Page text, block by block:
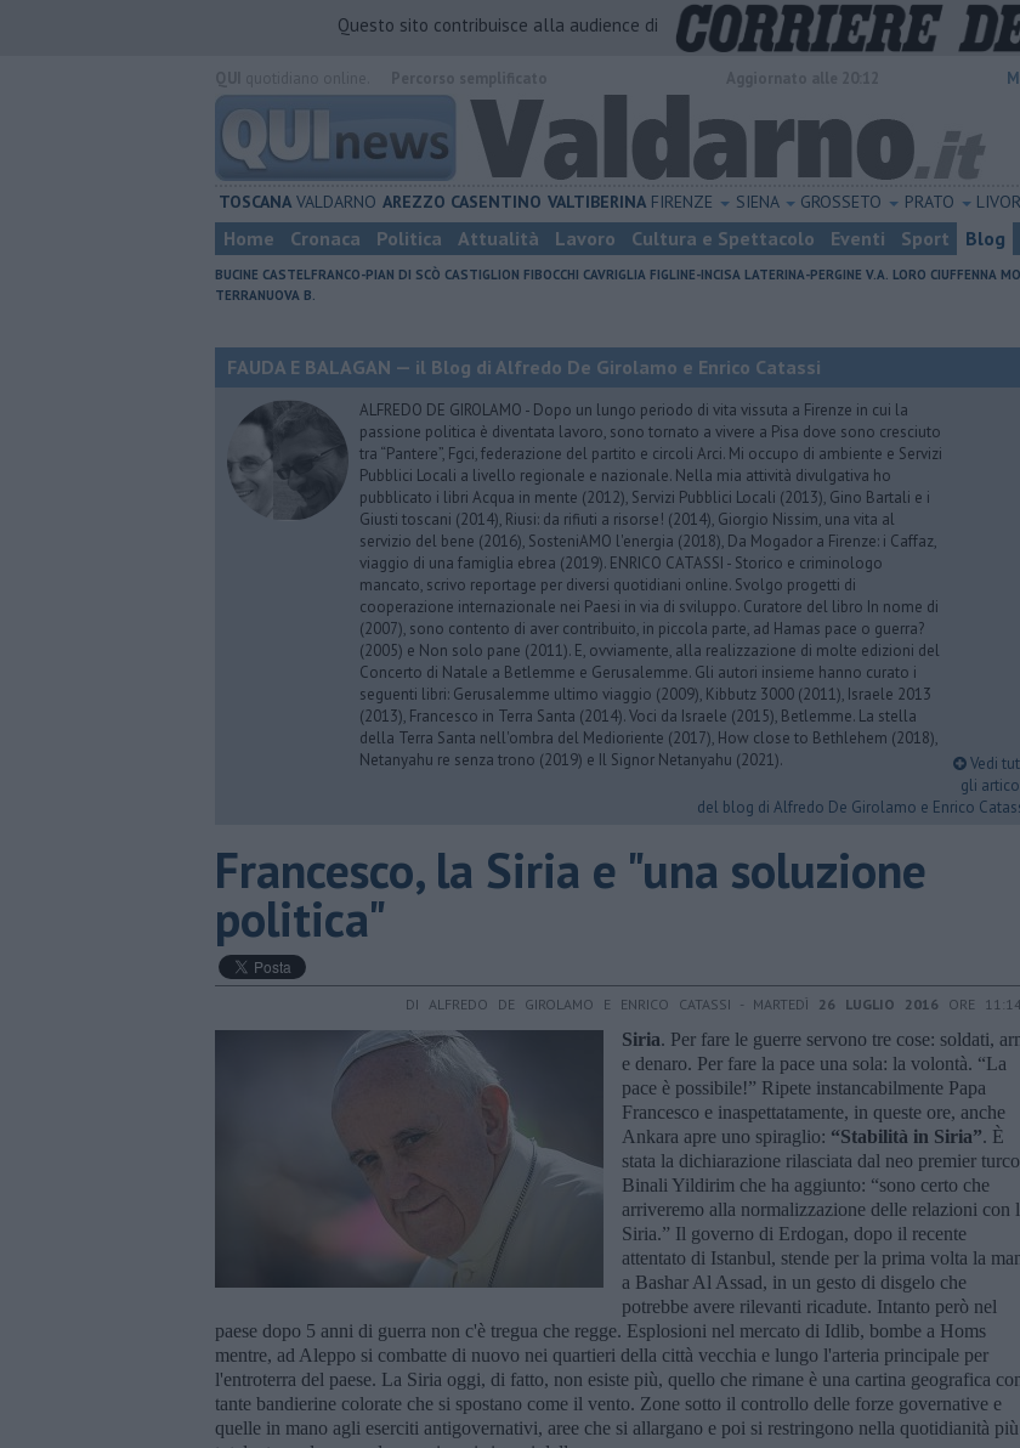
Questo sito contribuisce alla audience di
TOSCANA VALDARNO AREZZO CASENTINO VALTIBERINA FIRENZE SIENA GROSSETO PRATO
Home Cronaca Politica Attualità Lavoro Cultura e Spettacolo Eventi Sport Blog
BUCINE CASTELFRANCO-PIAN DI SCÒ CASTIGLION FIBOCCHI CAVRIGLIA FIGLINE-INCISA LATERINA-PERGINE V.A. LORO CIUFFENNA
TERRANUOVA B.
FAUDA E BALAGAN — il Blog di Alfredo De Girolamo e Enrico Catassi
ALFREDO DE GIROLAMO - Dopo un lungo periodo di vita vissuta a Firenze in cui la
passione politica è diventata lavoro, sono tornato a vivere a Pisa dove sono cresciuto
tra “Pantere”, Fgci, federazione del partito e circoli Arci. Mi occupo di ambiente e Servizi
Pubblici Locali a livello regionale e nazionale. Nella mia attività divulgativa ho
pubblicato i libri Acqua in mente (2012), Servizi Pubblici Locali (2013), Gino Bartali e i
Giusti toscani (2014), Riusi: da rifiuti a risorse! (2014), Giorgio Nissim, una vita al
servizio del bene (2016), SosteniAMO l'energia (2018), Da Mogador a Firenze: i Caffaz,
viaggio di una famiglia ebrea (2019). ENRICO CATASSI - Storico e criminologo
mancato, scrivo reportage per diversi quotidiani online. Svolgo progetti di
cooperazione internazionale nei Paesi in via di sviluppo. Curatore del libro In nome di
(2007), sono contento di aver contribuito, in piccola parte, ad Hamas pace o guerra?
(2005) e Non solo pane (2011). E, ovviamente, alla realizzazione di molte edizioni del
Concerto di Natale a Betlemme e Gerusalemme. Gli autori insieme hanno curato i
seguenti libri: Gerusalemme ultimo viaggio (2009), Kibbutz 3000 (2011), Israele 2013
(2013), Francesco in Terra Santa (2014). Voci da Israele (2015), Betlemme. La stella
della Terra Santa nell'ombra del Medioriente (2017), How close to Bethlehem (2018),
Netanyahu re senza trono (2019) e Il Signor Netanyahu (2021).
Vedi
gli
del blog di Alfredo De Girolamo e Enrico
Francesco, la Siria e "una soluzione
politica"
DI ALFREDO DE GIROLAMO E ENRICO CATASSI - MARTEDÌ 26 LUGLIO 2016 ORE 11:14
Siria. Per fare le guerre servono tre cose: soldati,
e denaro. Per fare la pace una sola: la volontà. “La
pace è possibile!” Ripete instancabilmente Papa
Francesco e inaspettatamente, in queste ore, anche
Ankara apre uno spiraglio: “Stabilità in Siria”. È
stata la dichiarazione rilasciata dal neo premier turco
Binali Yildirim che ha aggiunto: “sono certo che
arriveremo alla normalizzazione delle relazioni con
Siria.” Il governo di Erdogan, dopo il recente
attentato di Istanbul, stende per la prima volta la
a Bashar Al Assad, in un gesto di disgelo che
potrebbe avere rilevanti ricadute. Intanto però nel
paese dopo 5 anni di guerra non c'è tregua che regge. Esplosioni nel mercato di Idlib, bombe a Homs
mentre, ad Aleppo si combatte di nuovo nei quartieri della città vecchia e lungo l'arteria principale per
l'entroterra del paese. La Siria oggi, di fatto, non esiste più, quello che rimane è una cartina geografica
tante bandierine colorate che si spostano come il vento. Zone sotto il controllo delle forze governative e
quelle in mano agli eserciti antigovernativi, aree che si allargano e poi si restringono nella quotidianità più